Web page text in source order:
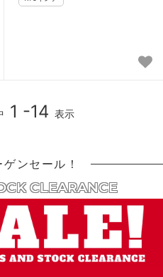
1 -14 表示
ンセール！
CLEARANCE